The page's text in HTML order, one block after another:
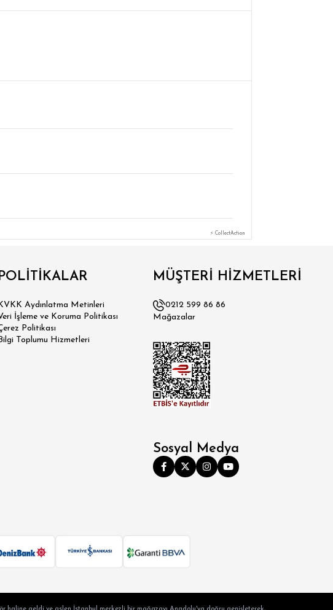
⚡ CollectAction
Aydınlatma Metinleri
İşleme ve Koruma Politikası
Politikası
Toplumu Hizmetleri
MÜŞTERİ HİZMETLERİ
0212 599 86 86
Mağazalar
Sosyal Medya